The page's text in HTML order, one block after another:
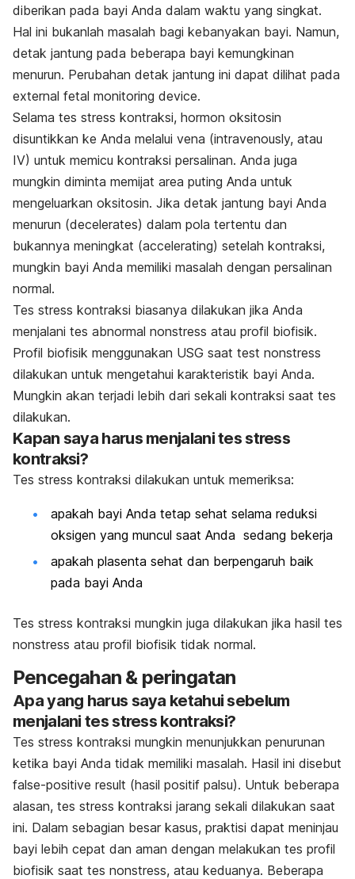
diberikan pada bayi Anda dalam waktu yang singkat.
Hal ini bukanlah masalah bagi kebanyakan bayi. Namun,
detak jantung pada beberapa bayi kemungkinan
menurun. Perubahan detak jantung ini dapat dilihat pada
external fetal monitoring device.
Selama tes stress kontraksi, hormon oksitosin
disuntikkan ke Anda melalui vena (intravenously, atau
IV) untuk memicu kontraksi persalinan. Anda juga
mungkin diminta memijat area puting Anda untuk
mengeluarkan oksitosin. Jika detak jantung bayi Anda
menurun (decelerates) dalam pola tertentu dan
bukannya meningkat (accelerating) setelah kontraksi,
mungkin bayi Anda memiliki masalah dengan persalinan
normal.
Tes stress kontraksi biasanya dilakukan jika Anda
menjalani tes abnormal nonstress atau profil biofisik.
Profil biofisik menggunakan USG saat test nonstress
dilakukan untuk mengetahui karakteristik bayi Anda.
Mungkin akan terjadi lebih dari sekali kontraksi saat tes
dilakukan.
Kapan saya harus menjalani tes stress
kontraksi?
Tes stress kontraksi dilakukan untuk memeriksa:
apakah bayi Anda tetap sehat selama reduksi
oksigen yang muncul saat Anda sedang bekerja
apakah plasenta sehat dan berpengaruh baik
pada bayi Anda
Tes stress kontraksi mungkin juga dilakukan jika hasil tes
nonstress atau profil biofisik tidak normal.
Pencegahan & peringatan
Apa yang harus saya ketahui sebelum
menjalani tes stress kontraksi?
Tes stress kontraksi mungkin menunjukkan penurunan
ketika bayi Anda tidak memiliki masalah. Hasil ini disebut
false-positive result (hasil positif palsu). Untuk beberapa
alasan, tes stress kontraksi jarang sekali dilakukan saat
ini. Dalam sebagian besar kasus, praktisi dapat meninjau
bayi lebih cepat dan aman dengan melakukan tes profil
biofisik saat tes nonstress, atau keduanya. Beberapa